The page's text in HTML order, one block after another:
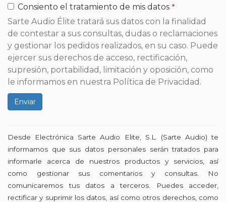
Consiento el tratamiento de mis datos
Sarte Audio Élite tratará sus datos con la finalidad
de contestar a sus consultas, dudas o reclamaciones
y gestionar los pedidos realizados, en su caso. Puede
ejercer sus derechos de acceso, rectificación,
supresión, portabilidad, limitación y oposición, como
le informamos en nuestra Política de Privacidad.
Enviar
Desde Electrónica Sarte Audio Elite, S.L. (Sarte Audio) te
informamos que sus datos personales serán tratados para
informarle acerca de nuestros productos y servicios, así
como gestionar sus comentarios y consultas. No
comunicaremos tus datos a terceros. Puedes acceder,
rectificar y suprimir los datos, así como otros derechos, como